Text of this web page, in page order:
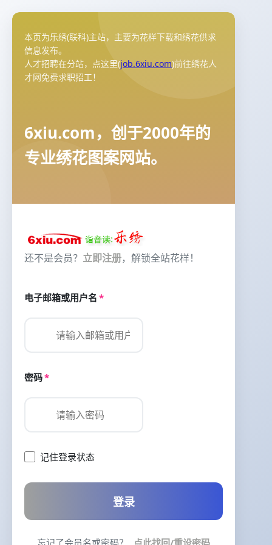
本页为乐绣(联科)主站，主要为花样下载和绣花供求
信息发布。
人才招聘在分站，点这里(job.6xiu.com)前往绣花人
才网免费求职招工！
6xiu.com，创于2000年的
专业绣花图案网站。
还不是会员？ 立即注册，解锁全站花样！
电子邮箱或用户名 *
密码*
记住登录状态
登录
忘记了会员名或密码？ 点此找回/重设密码